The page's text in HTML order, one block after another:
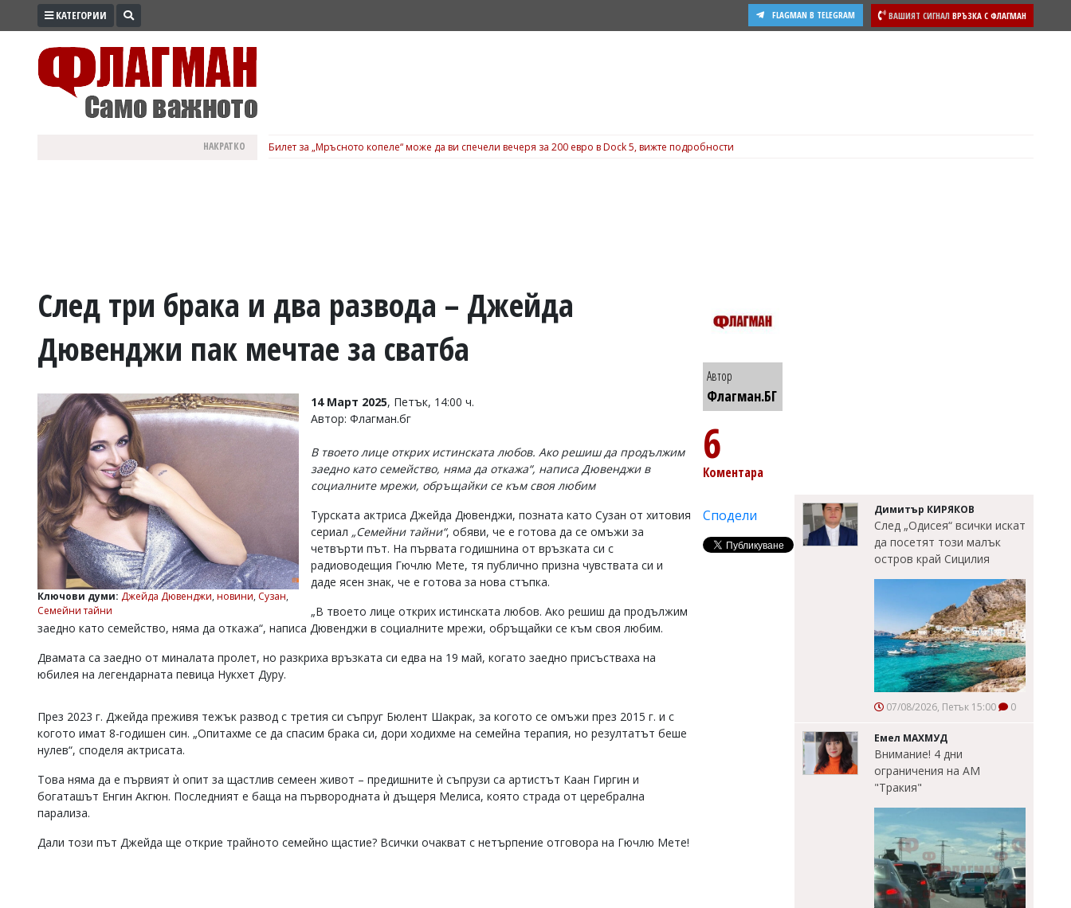
ПРОМО
ВОЙНАТА
УКРАЙНА
РАЗСЛЕДВАНЕ
БИЗНЕС
Управители:
Веселин
Василев,
v.vasilev@flagman.bg
Касабова,
k.kassabova@flagman.bg
Главен
Колев,
Коментарите
статиите
въвеждат
читателите
редакцията
КАТЕГОРИИ ВАШИЯТ СИГНАЛ ВРЪЗКА С ФЛАГМАН
FLAGMAN В TELEGRAM
НАКРАТКО Билет за „Мръсното копеле“ може да ви спечели вечеря за 200 евро в Dock 5, вижте подробности
След три брака и два развода – Джейда
Дювенджи пак мечтае за сватба
Ключови думи: Джейда Дювенджи, новини, Сузан,
Семейни тайни
14 Март 2025, Петък, 14:00 ч.
Автор: Флагман.бг
В твоето лице открих истинската любов. Ако решиш да продължим
заедно като семейство, няма да откажа“, написа Дювенджи в
социалните мрежи, обръщайки се към своя любим
Турската актриса Джейда Дювенджи, позната като Сузан от хитовия
сериал „Семейни тайни“, обяви, че е готова да се омъжи за
четвърти път. На първата годишнина от връзката си с
радиоводещия Гючлю Мете, тя публично призна чувствата си и
даде ясен знак, че е готова за нова стъпка.
„В твоето лице открих истинската любов. Ако решиш да продължим
заедно като семейство, няма да откажа“, написа Дювенджи в социалните мрежи, обръщайки се към своя любим.
Двамата са заедно от миналата пролет, но разкриха връзката си едва на 19 май, когато заедно присъстваха на
юбилея на легендарната певица Нукхет Дуру.
През 2023 г. Джейда преживя тежък развод с третия си съпруг Бюлент Шакрак, за когото се омъжи през 2015 г. и с
когото имат 8-годишен син. „Опитахме се да спасим брака си, дори ходихме на семейна терапия, но резултатът беше
нулев“, споделя актрисата.
Това няма да е първият ѝ опит за щастлив семеен живот – предишните ѝ съпрузи са артистът Каан Гиргин и
богаташът Енгин Акгюн. Последният е баща на първородната ѝ дъщеря Мелиса, която страда от церебрална
парализа.
Дали този път Джейда ще открие трайното семейно щастие? Всички очакват с нетърпение отговора на Гючлю Мете!
Автор
Флагман.БГ
6
Коментара
Сподели Димитър КИРЯКОВ
След „Одисея“ всички искат
да посетят този малък
остров край Сицилия
07/08/2026, Петък 15:00 0
Емел МАХМУД
Внимание! 4 дни
ограничения на АМ
"Тракия"